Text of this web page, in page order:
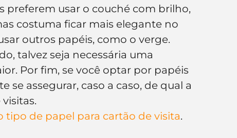
preferem usar o couché com brilho,
costuma ficar mais elegante no
outros papéis, como o verge.
talvez seja necessária uma
Por fim, se você optar por papéis
se assegurar, caso a caso, de qual a
tipo de papel para cartão de visita.